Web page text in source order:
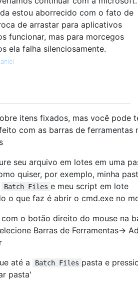
estou aborrecido com o fato de
de arrastar para aplicativos
funcionar, mas para morcegos
ela falha silenciosamente.
itens fixados, mas você pode
com as barras de ferramentas
seu arquivo em lotes em uma
quiser, por exemplo, minha
Batch Files e meu script em lote
o que faz é abrir o cmd.exe no
o botão direito do mouse na
Barras de Ferramentas->
até a
Batch Files pasta e
pasta'